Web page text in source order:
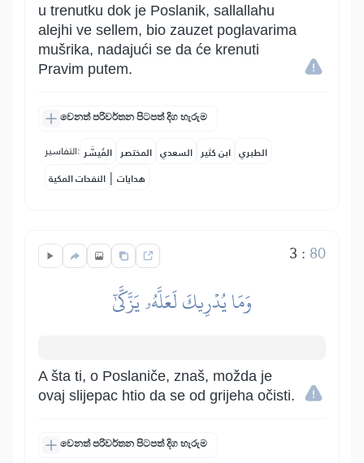
u trenutku dok je Poslanik, sallallahu
alejhi ve sellem, bio zauzet poglavarima
mušrika, nadajući se da će krenuti
Pravim putem.
වෙනත් පරිවර්තන පිටපත් දිග හැරුම
التفاسير: المُيسَّر المختصر السعدي ابن كثير الطبري
النفحات المكية | هدايات
3 : 80
وَمَا يُدۡرِيكَ لَعَلَّهُۥ يَزَّكَّىٰٓ
A šta ti, o Poslaniče, znaš, možda je
ovaj slijepac htio da se od grijeha očisti.
වෙනත් පරිවර්තන පිටපත් දිග හැරුම